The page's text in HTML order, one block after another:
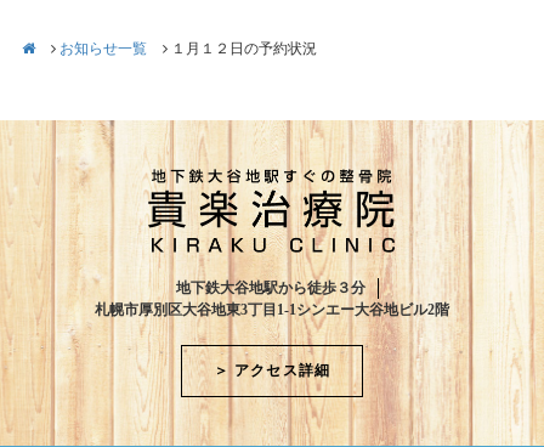
お知らせ一覧 １月１２日の予約状況
地下鉄大谷地駅から徒歩３分
札幌市厚別区大谷地東3丁目1-1シンエー大谷地ビル2階
＞ アクセス詳細